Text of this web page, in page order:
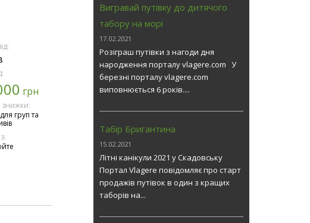
грн
знижки:
груп та
Вигравай путівку до дитячого
табору на морі
17.02.2021
Розіграш путівки з нагоди дня
народження порталу vlagere.com У
березні порталу vlagere.com
виповнюється 6 років....
Табір Бригантина
15.02.2021
Літні канікули 2021 у Скадовську
Портал Vlagere повідомляє про старт
продажів путівок в один з кращих
таборів на...